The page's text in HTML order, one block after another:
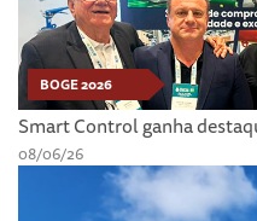
BOGE 2026
Smart Control ganha
08/06/26